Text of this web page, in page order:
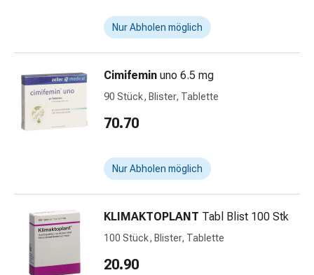
Ohrenpflege
Augentropfen
Augenentzündungen
Augenverbände
Kreislauf
Herztherapie
Kompressions-
Kreislaufbeschwerden
Nur Abholen möglich
Cimifemin uno 6.5 mg
90 Stück, Blister, Tablette
70.70
Nur Abholen möglich
KLIMAKTOPLANT Tabl Blist 100 Stk
100 Stück, Blister, Tablette
20.90